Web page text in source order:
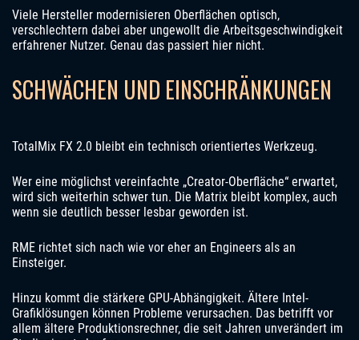
Viele Hersteller modernisieren Oberflächen optisch,
verschlechtern dabei aber ungewollt die Arbeitsgeschwindigkeit
erfahrener Nutzer. Genau das passiert hier nicht.
SCHWÄCHEN UND EINSCHRÄNKUNGEN
TotalMix FX 2.0 bleibt ein technisch orientiertes Werkzeug.
Wer eine möglichst vereinfachte „Creator-Oberfläche“ erwartet,
wird sich weiterhin schwer tun. Die Matrix bleibt komplex, auch
wenn sie deutlich besser lesbar geworden ist.
RME richtet sich nach wie vor eher an Engineers als an
Einsteiger.
Hinzu kommt die stärkere GPU-Abhängigkeit. Ältere Intel-
Grafiklösungen können Probleme verursachen. Das betrifft vor
allem ältere Produktionsrechner, die seit Jahren unverändert im